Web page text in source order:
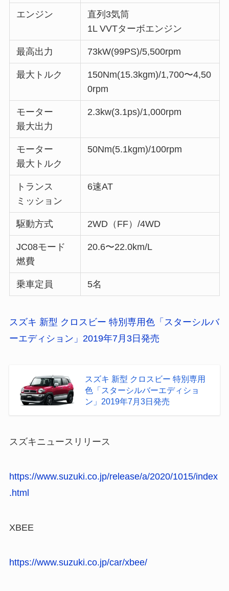
エンジン
直列3気筒
1L VVTターボエンジン
最高出力 73kW(99PS)/5,500rpm
最大トルク
150Nm(15.3kgm)/1,700〜4,50
0rpm
モーター
最大出力
2.3kw(3.1ps)/1,000rpm
モーター
最大トルク
50Nm(5.1kgm)/100rpm
トランス
ミッション
6速AT
駆動方式 2WD（FF）/4WD
JC08モード
燃費
20.6〜22.0km/L
乗車定員 5名
スズキ 新型 クロスビー 特別専用色「スターシルバ
ーエディション」2019年7月3日発売
スズキ 新型 クロスビー 特別専用
色「スターシルバーエディショ
ン」2019年7月3日発売
スズキニュースリリース
https://www.suzuki.co.jp/release/a/2020/1015/index
.html
XBEE
https://www.suzuki.co.jp/car/xbee/